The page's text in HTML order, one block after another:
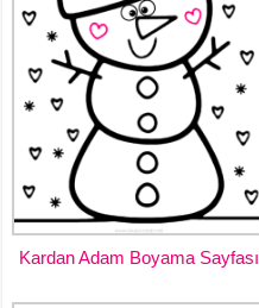
Kardan Adam Boyama Sayfası